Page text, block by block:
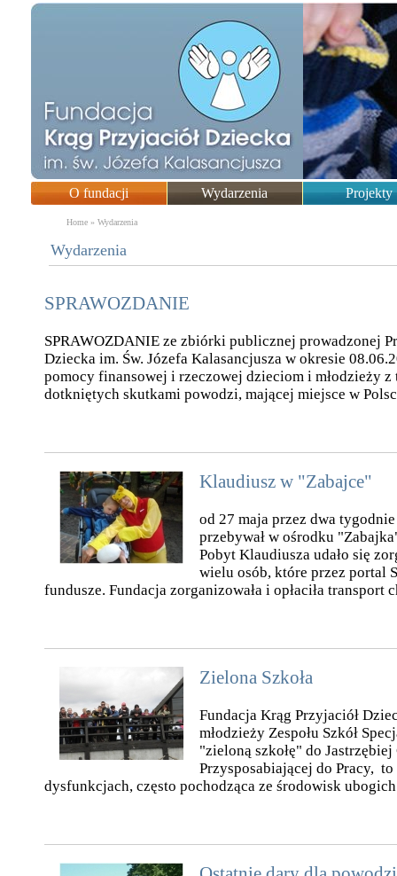
O fundacji Wydarzenia Projekty
You are here
Home» Wydarzenia
Wydarzenia
SPRAWOZDANIE
SPRAWOZDANIE ze zbiórki publicznej prowadzonej
Dziecka im. Św. Józefa Kalasancjusza w okresie
pomocy finansowej i rzeczowej dzieciom i młodzieży z
dotkniętych skutkami powodzi, mającej miejsce w
Klaudiusz w "Zabajce"
od 27 maja przez dwa
przebywał w ośrodku
Pobyt Klaudiusza udało się
wielu osób, które przez portal
fundusze. Fundacja zorganizowała i opłaciła transport
Zielona Szkoła
Fundacja Krąg Przyjaciół
młodzieży Zespołu Szkół
"zieloną szkołę" do
Przysposabiającej do Pracy,
dysfunkcjach, często pochodząca ze środowisk